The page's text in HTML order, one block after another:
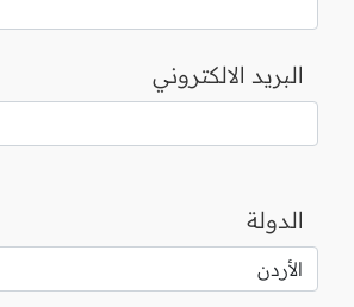
البريد الالكتروني
الدولة